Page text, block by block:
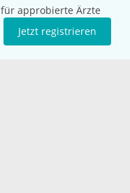
approbierte Ärzte
Jetzt registrieren
Social Media